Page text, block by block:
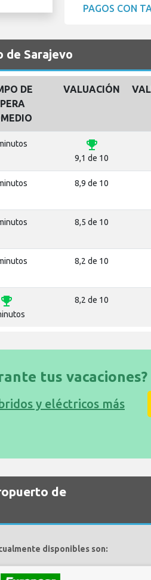
PAGOS CON
de Sarajevo
DE
VALUACIÓN
emoji_events
9,1 de 10
8,9 de 10
8,5 de 10
8,2 de 10
emoji_events 8,2 de 10
tus vacaciones?
y eléctricos más
de
disponibles son: